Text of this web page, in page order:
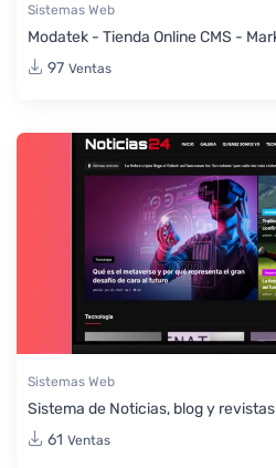
Sistemas Web
Modatek - Tienda Online CMS -
97 Ventas
Sistemas Web
Sistema de Noticias, blog y revistas
61 Ventas